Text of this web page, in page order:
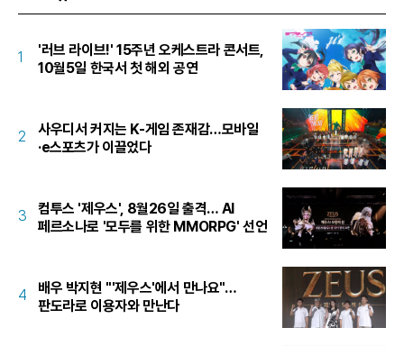
1
'러브 라이브!' 15주년 오케스트라 콘서트,
10월5일 한국서 첫 해외 공연
2
사우디서 커지는 K-게임 존재감…모바일
·e스포츠가 이끌었다
3
컴투스 '제우스', 8월26일 출격… AI
페르소나로 '모두를 위한 MMORPG' 선언
4
배우 박지현 "'제우스'에서 만나요"…
판도라로 이용자와 만난다